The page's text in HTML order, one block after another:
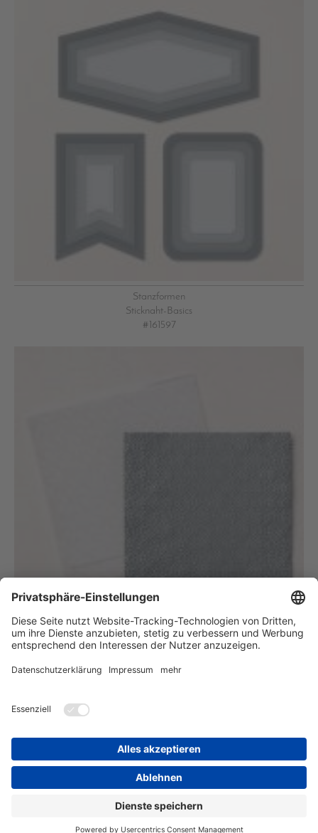
Stanzformen
Sticknaht-Basics
#161597
Prägeform
Vierpass-Muster
ONLINE-SHOP BITTE DIE BILDER ANKLICKEN
ODER
ALLE PRODUKTE IN DEN WARENKORB LEGEN (hier
klicken)
Sitemap
© StempelBunt